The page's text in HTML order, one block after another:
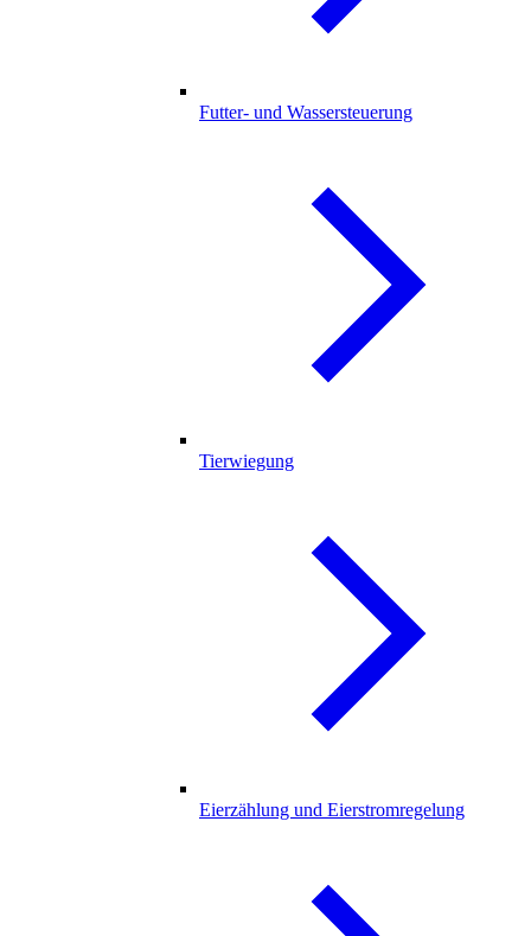
Futter- und Wassersteuerung
Tierwiegung
Eierzählung und Eierstromregelung